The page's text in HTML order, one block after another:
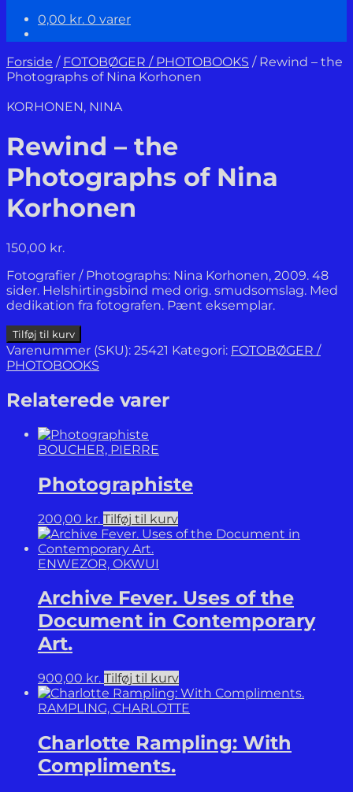
0,00 kr. 0 varer
Forside / FOTOBØGER / PHOTOBOOKS / Rewind – the
Photographs of Nina Korhonen
KORHONEN, NINA
Rewind – the
Photographs of Nina
Korhonen
150,00 kr.
Fotografier / Photographs: Nina Korhonen, 2009. 48
sider. Helshirtingsbind med orig. smudsomslag. Med
dedikation fra fotografen. Pænt eksemplar.
Rewind
–
the
of
Nina
antal
Tilføj til kurv
Varenummer (SKU): 25421 Kategori: FOTOBØGER /
PHOTOBOOKS
Relaterede varer
BOUCHER, PIERRE
Photographiste
200,00 kr. Tilføj til kurv
ENWEZOR, OKWUI
Archive Fever. Uses of the
Document in Contemporary
Art.
900,00 kr. Tilføj til kurv
RAMPLING, CHARLOTTE
Charlotte Rampling: With
Compliments.